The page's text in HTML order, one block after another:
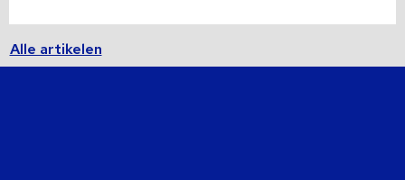
Alle artikelen